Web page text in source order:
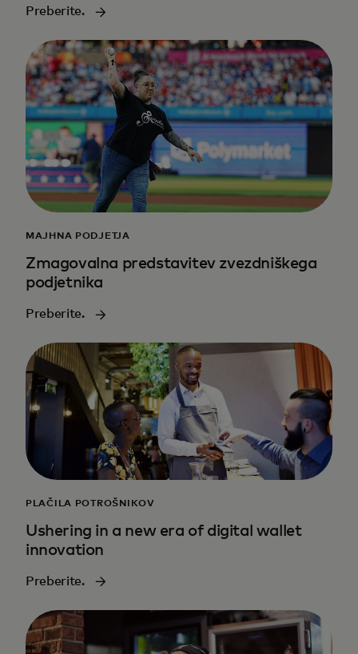
Preberite.
MAJHNA PODJETJA
Zmagovalna predstavitev zvezdniškega
podjetnika
Preberite.
PLAČILA POTROŠNIKOV
Ushering in a new era of digital wallet
innovation
Preberite.